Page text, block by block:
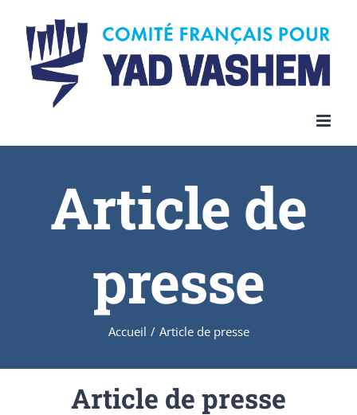
Article de
presse
Accueil / Article de presse
Article de presse